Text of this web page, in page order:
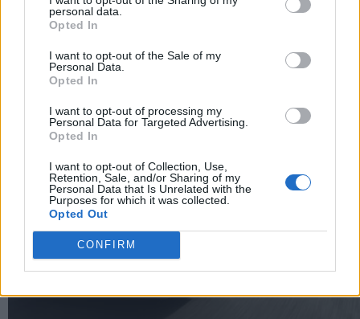
personal data.
Opted In
I want to opt-out of the Sale of my
Personal Data.
Opted In
I want to opt-out of processing my
Personal Data for Targeted Advertising.
Opted In
I want to opt-out of Collection, Use,
Retention, Sale, and/or Sharing of my
Personal Data that Is Unrelated with the
Purposes for which it was collected.
Opted Out
CONFIRM